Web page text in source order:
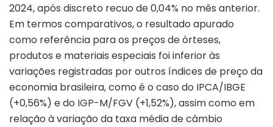
2024, após discreto recuo de 0,04% no mês anterior.
Em termos comparativos, o resultado apurado
como referência para os preços de órteses,
produtos e materiais especiais foi inferior às
variações registradas por outros índices de preço da
economia brasileira, como é o caso do IPCA/IBGE
(+0,56%) e do IGP-M/FGV (+1,52%), assim como em
relação à variação da taxa média de câmbio